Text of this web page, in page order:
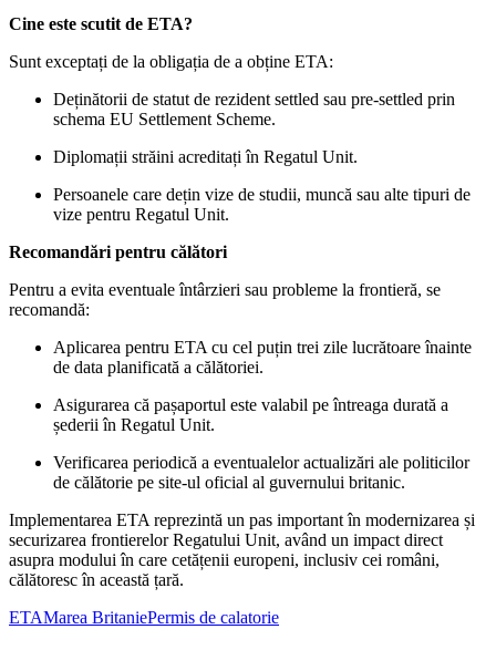
Cine este scutit de ETA?
Sunt exceptați de la obligația de a obține ETA:
Deținătorii de statut de rezident settled sau pre-settled prin
schema EU Settlement Scheme.
Diplomații străini acreditați în Regatul Unit.
Persoanele care dețin vize de studii, muncă sau alte tipuri de
vize pentru Regatul Unit.
Recomandări pentru călători
Pentru a evita eventuale întârzieri sau probleme la frontieră, se
recomandă:
Aplicarea pentru ETA cu cel puțin trei zile lucrătoare înainte
de data planificată a călătoriei.
Asigurarea că pașaportul este valabil pe întreaga durată a
șederii în Regatul Unit.
Verificarea periodică a eventualelor actualizări ale politicilor
de călătorie pe site-ul oficial al guvernului britanic.
Implementarea ETA reprezintă un pas important în modernizarea și
securizarea frontierelor Regatului Unit, având un impact direct
asupra modului în care cetățenii europeni, inclusiv cei români,
călătoresc în această țară.
ETAMarea BritaniePermis de calatorie